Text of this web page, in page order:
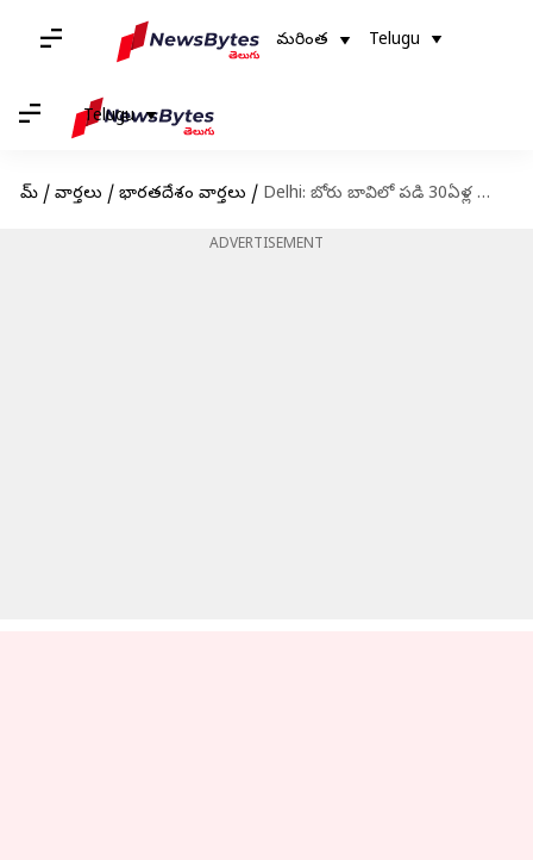
మరింత Telugu
Telugu
హోమ్ / వార్తలు / భారతదేశం వార్తలు / Delhi: బోరు‌ బావిలో పడి 30ఏళ్ల యువకుడు మృతి
ADVERTISEMENT